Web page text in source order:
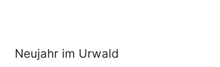
Neujahr im Urwald